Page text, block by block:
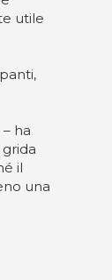
utile
ha
il
una